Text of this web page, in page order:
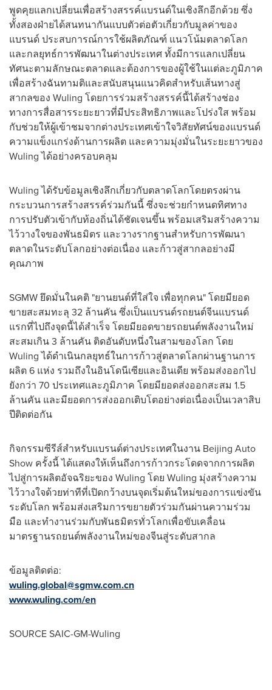
พูดคุยแลกเปลี่ยนเพื่อสร้างสรรค์แบรนด์ในเชิงลึกอีกด้วย ซึ่ง
ทั้งสองฝ่ายได้สนทนากันแบบตัวต่อตัวเกี่ยวกับมูลค่าของ
แบรนด์ ประสบการณ์การใช้ผลิตภัณฑ์ แนวโน้มตลาดโลก
และกลยุทธ์การพัฒนาในต่างประเทศ ทั้งมีการแลกเปลี่ยน
ทัศนะตามลักษณะตลาดและต้องการของผู้ใช้ในแต่ละภูมิภาค
เพื่อสร้างฉันทามติและสนับสนุนแนวคิดสำหรับเส้นทางสู่
สากลของ Wuling โดยการร่วมสร้างสรรค์นี้ได้สร้างช่อง
ทางการสื่อสารระยะยาวที่มีประสิทธิภาพและโปร่งใส พร้อม
กับช่วยให้ผู้เข้าชมจากต่างประเทศเข้าใจวิสัยทัศน์ของแบรนด์
ความแข็งแกร่งด้านการผลิต และความมุ่งมั่นในระยะยาวของ
Wuling ได้อย่างครอบคลุม
Wuling ได้รับข้อมูลเชิงลึกเกี่ยวกับตลาดโลกโดยตรงผ่าน
กระบวนการสร้างสรรค์ร่วมกันนี้ ซึ่งจะช่วยกำหนดทิศทาง
การปรับตัวเข้ากับท้องถิ่นได้ชัดเจนขึ้น พร้อมเสริมสร้างความ
ไว้วางใจของพันธมิตร และวางรากฐานสำหรับการพัฒนา
ตลาดในระดับโลกอย่างต่อเนื่อง และก้าวสู่สากลอย่างมี
คุณภาพ
SGMW ยึดมั่นในคติ "ยานยนต์ที่ใส่ใจ เพื่อทุกคน" โดยมียอด
ขายสะสมทะลุ 32 ล้านคัน ซึ่งเป็นแบรนด์รถยนต์จีนแบรนด์
แรกที่ไปถึงจุดนี้ได้สำเร็จ โดยมียอดขายรถยนต์พลังงานใหม่
สะสมเกิน 3 ล้านคัน ติดอันดับหนึ่งในสามของโลก โดย
Wuling ได้ดำเนินกลยุทธ์ในการก้าวสู่ตลาดโลกผ่านฐานการ
ผลิต 6 แห่ง รวมถึงในอินโดนีเซียและอินเดีย พร้อมส่งออกไป
ยังกว่า 70 ประเทศและภูมิภาค โดยมียอดส่งออกสะสม 1.5
ล้านคัน และมียอดการส่งออกเติบโตอย่างต่อเนื่องเป็นเวลาสิบ
ปีติดต่อกัน
กิจกรรมซีรีส์สำหรับแบรนด์ต่างประเทศในงาน Beijing Auto
Show ครั้งนี้ ได้แสดงให้เห็นถึงการก้าวกระโดดจากการผลิต
ไปสู่การผลิตอัจฉริยะของ Wuling โดย Wuling มุ่งสร้างความ
ไว้วางใจด้วยท่าทีที่เปิดกว้างบนจุดเริ่มต้นใหม่ของการแข่งขัน
ระดับโลก พร้อมส่งเสริมการขยายตัวร่วมกันผ่านความร่วม
มือ และทำงานร่วมกับพันธมิตรทั่วโลกเพื่อขับเคลื่อน
มาตรฐานรถยนต์พลังงานใหม่ของจีนสู่ระดับสากล
ข้อมูลติดต่อ:
wuling.global@sgmw.com.cn
www.wuling.com/en
SOURCE SAIC-GM-Wuling